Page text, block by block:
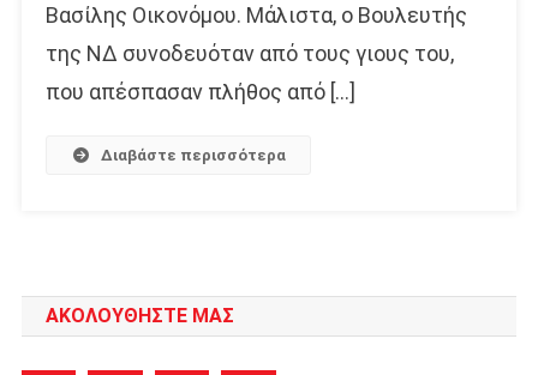
Βασίλης Οικονόμου. Μάλιστα, ο Βουλευτής
της ΝΔ συνοδευόταν από τους γιους του,
που απέσπασαν πλήθος από […]
Διαβάστε περισσότερα
ΑΚΟΛΟΥΘΗΣΤΕ ΜΑΣ